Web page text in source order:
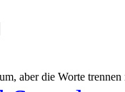
aber die Worte